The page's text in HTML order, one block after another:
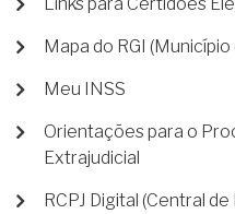
Mapa do RGI
Meu INSS
Orientações para o
Extrajudicial
RCPJ Digital (Central